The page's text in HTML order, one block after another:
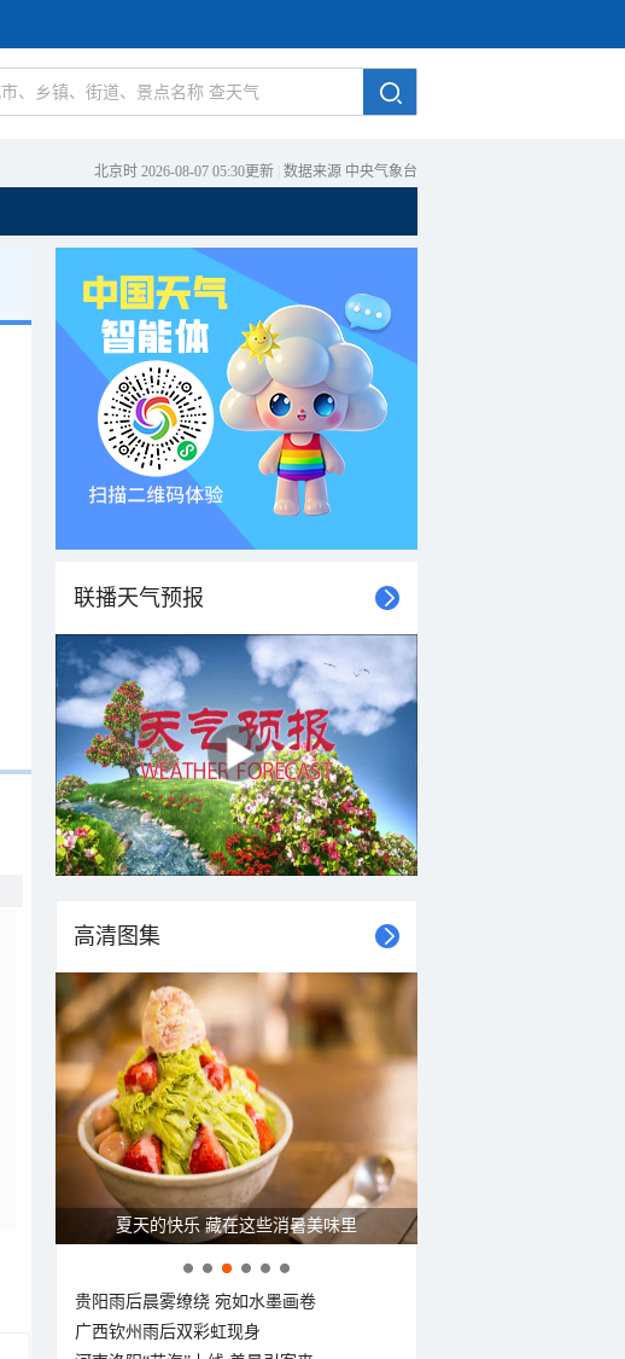
北京时 2026-08-07 05:30更新 数据来源 中央气象台
联播天气预报
高清图集
夏天的快乐 藏在这些消暑美味里
贵阳雨后晨雾缭绕 宛如水墨画卷
广西钦州雨后双彩虹现身